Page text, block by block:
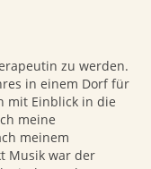
zu werden.
in einem Dorf für
mit Einblick in die
meine
meinem
Musik war der